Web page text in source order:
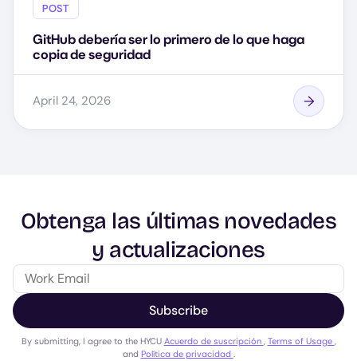
POST
GitHub debería ser lo primero de lo que haga
copia de seguridad
April 24, 2026
Obtenga las últimas novedades
y actualizaciones
Subscribe
By submitting, I agree to the HYCU Acuerdo de suscripción , Terms of Usage ,
and Política de privacidad .